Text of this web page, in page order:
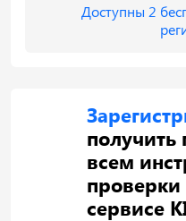
Доступны 2
получить
всем
проверки
сервисе